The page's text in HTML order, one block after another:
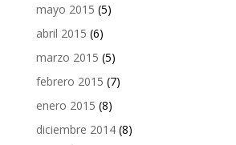
mayo 2015 (5)
abril 2015 (6)
marzo 2015 (5)
febrero 2015 (7)
enero 2015 (8)
diciembre 2014(8)